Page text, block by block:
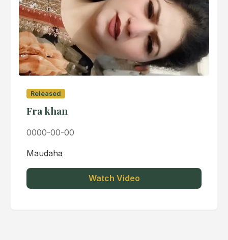
Released
Fra khan
0000-00-00
Maudaha
Watch Video